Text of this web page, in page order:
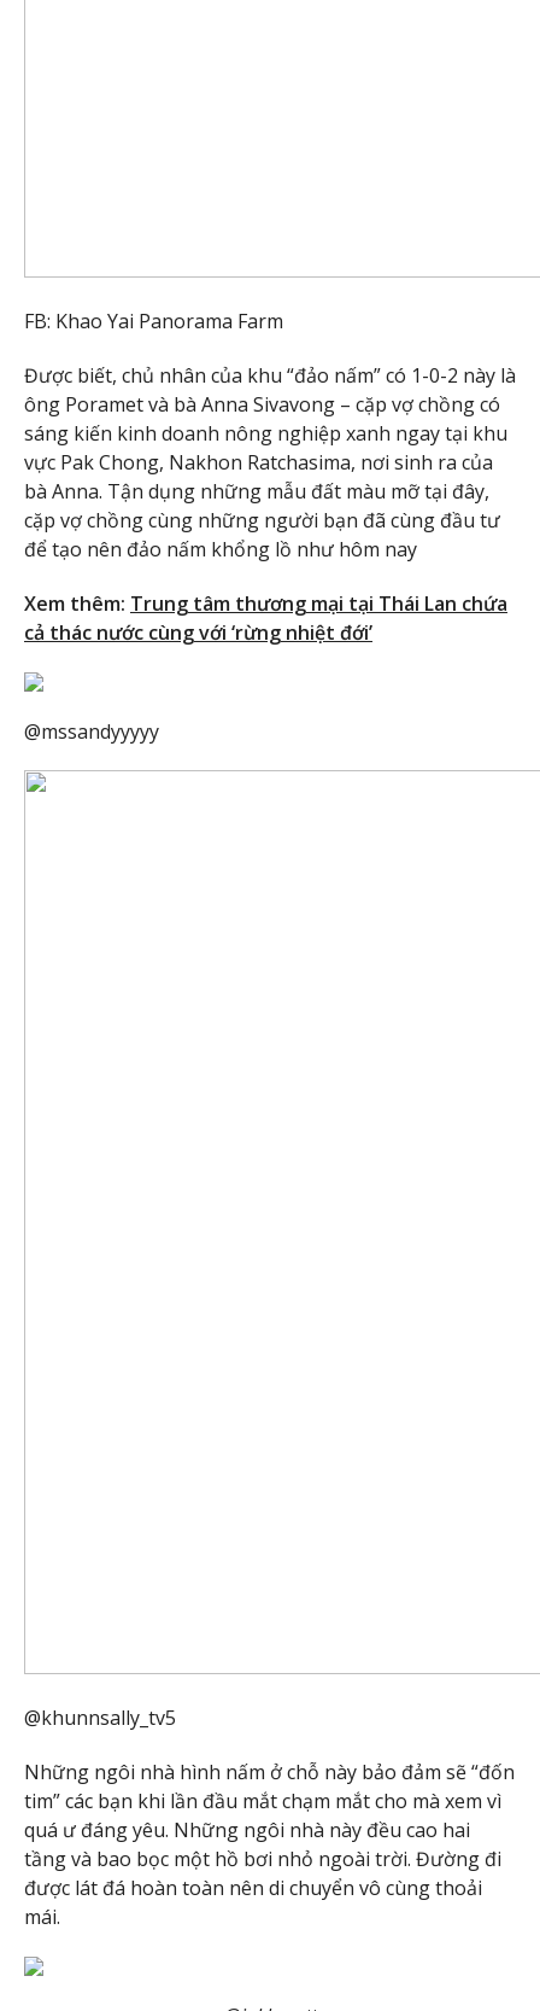
FB: Khao Yai Panorama Farm
Được biết, chủ nhân của khu “đảo nấm” có 1-0-2 này là
ông Poramet và bà Anna Sivavong – cặp vợ chồng có
sáng kiến kinh doanh nông nghiệp xanh ngay tại khu
vực Pak Chong, Nakhon Ratchasima, nơi sinh ra của
bà Anna. Tận dụng những mẫu đất màu mỡ tại đây,
cặp vợ chồng cùng những người bạn đã cùng đầu tư
để tạo nên đảo nấm khổng lồ như hôm nay
Xem thêm: Trung tâm thương mại tại Thái Lan chứa
cả thác nước cùng với ‘rừng nhiệt đới’
@mssandyyyyy
@khunnsally_tv5
Những ngôi nhà hình nấm ở chỗ này bảo đảm sẽ “đốn
tim” các bạn khi lần đầu mắt chạm mắt cho mà xem vì
quá ư đáng yêu. Những ngôi nhà này đều cao hai
tầng và bao bọc một hồ bơi nhỏ ngoài trời. Đường đi
được lát đá hoàn toàn nên di chuyển vô cùng thoải
mái.